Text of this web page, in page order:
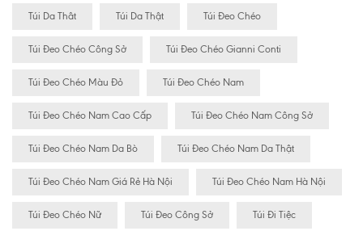
Túi Da Thât Túi Da Thật Túi Đeo Chéo
Túi Đeo Chéo Công Sở Túi Đeo Chéo Gianni Conti
Túi Đeo Chéo Màu Đỏ Túi Đeo Chéo Nam
Túi Đeo Chéo Nam Cao Cấp Túi Đeo Chéo Nam Công Sở
Túi Đeo Chéo Nam Da Bò Túi Đeo Chéo Nam Da Thật
Túi Đeo Chéo Nam Giá Rẻ Hà Nội Túi Đeo Chéo Nam Hà Nội
Túi Đeo Chéo Nữ Túi Đeo Công Sở Túi Đi Tiệc